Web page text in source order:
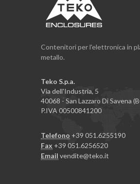
Contenitori per l'elettronica in
metallo.
Teko S.p.a.
Via dell'Industria, 5
40068 - San Lazzaro Di Savena
P.IVA 00500841200
Telefono +39 051.6255190
Fax +39 051.6256520
Email vendite@teko.it